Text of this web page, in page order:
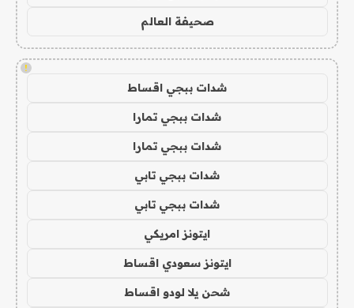
صحيفة العالم
!
شدات ببجي اقساط
شدات ببجي تمارا
شدات ببجي تمارا
شدات ببجي تابي
شدات ببجي تابي
ايتونز امريكي
ايتونز سعودي اقساط
شحن يلا لودو اقساط